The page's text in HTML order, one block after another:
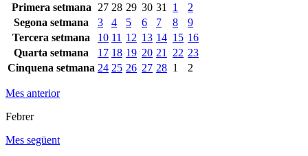
Primera setmana
27 28 29 30 31 1
2
Segona setmana
3 4 5 6 7 8
9
Tercera setmana
10 11 12 13 14 15 16
Quarta setmana
17 18 19 20 21 22 23
Cinquena setmana 24 25 26 27 28 1 2
Mes anterior
Febrer
Mes següent